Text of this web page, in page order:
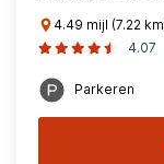
4.49 mijl (7.22
4.07
Parkeren